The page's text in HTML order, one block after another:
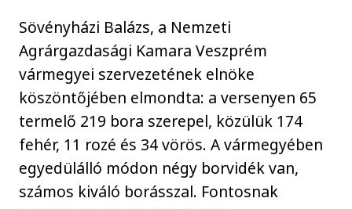
Sövényházi Balázs, a Nemzeti
Agrárgazdasági Kamara Veszprém
vármegyei szervezetének elnöke
köszöntőjében elmondta: a versenyen 65
termelő 219 bora szerepel, közülük 174
fehér, 11 rozé és 34 vörös. A vármegyében
egyedülálló módon négy borvidék van,
számos kiváló borásszal. Fontosnak